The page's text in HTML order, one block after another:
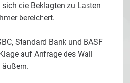
die Beklagten zu Lasten
bereichert.
Standard Bank und BASF
auf Anfrage des Wall
äußern.